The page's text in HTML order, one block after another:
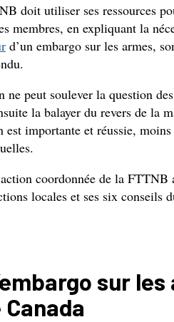
doit utiliser ses ressources
membres, en expliquant la
d’un embargo sur les armes,
ne peut soulever la question
la balayer du revers de la
importante et réussie,
coordonnée de la FTTNB
locales et ses six conseils
sur les